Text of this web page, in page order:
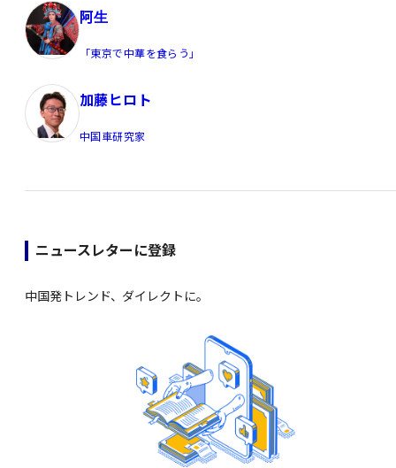
阿生
「東京で中華を食らう」
加藤ヒロト
中国車研究家
ニュースレターに登録
中国発トレンド、ダイレクトに。